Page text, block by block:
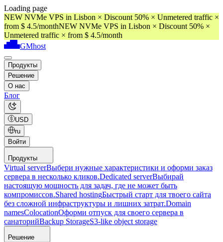
Loading page
NEW NVMe VPS in Lisbon × Discount 50% × Unmetered traffic ×
from $ 4.5/monthNEW NVMe VPS in Lisbon × Discount 50% ×
Unmetered traffic × from $ 4.5/month
GMhost
Продукты
Решение
О нас
Блог
USD
ru
Войти
Продукты
Virtual serverВыбери нужные характеристики и оформи заказ
сервера в несколько кликов.Dedicated serverВыбирай
настоящую мощность для задач, где не может быть
компромиссов.Shared hostingБыстрый старт для твоего сайта
без сложной инфраструктуры и лишних затрат.Domain
namesColocationОформи отпуск для своего сервера в
санаторийBackup StorageS3-like object storage
Решение